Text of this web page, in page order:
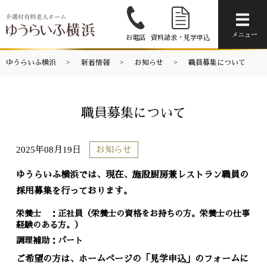
メニュー
お電話 資料請求・見学申込
ゆうらいふ横浜 新着情報 お知らせ 職員募集について
職員募集について
2025年08月19日 お知らせ
ゆうらいふ横浜では、現在、施設厨房兼レストラン職員の
採用募集を行っております。
栄養士 ：正社員（栄養士の資格をお持ちの方。栄養士の仕事
経験のある方。）
調理補助：パート
ご希望の方は、ホームページの「見学申込」のフォームに